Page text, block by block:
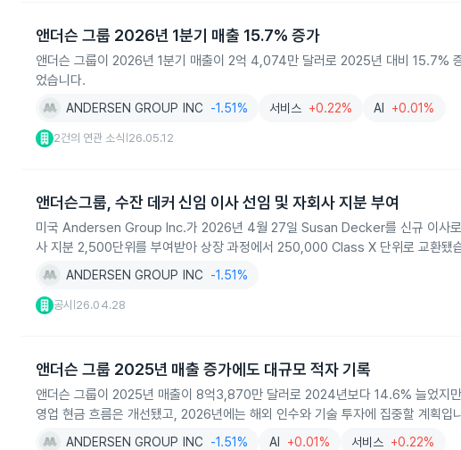
앤더슨 그룹 2026년 1분기 매출 15.7% 증가
앤더슨 그룹이 2026년 1분기 매출이 2억 4,074만 달러로 2025년 대비 15.7%
었습니다.
ANDERSEN GROUP INC -1.51% 서비스 +0.22% AI +0.01%
2건의 연관 소식 26.05.12
앤더슨그룹, 수잔 데커 신임 이사 선임 및 자회사 지분 부여
미국 Andersen Group Inc.가 2026년 4월 27일 Susan Decker를 신규 이사로
사 지분 2,500단위를 부여받아 상장 과정에서 250,000 Class X 단위로 교환됐
ANDERSEN GROUP INC -1.51%
공시 26.04.28
앤더슨 그룹 2025년 매출 증가에도 대규모 적자 기록
앤더슨 그룹이 2025년 매출이 8억3,870만 달러로 2024년보다 14.6% 늘었지
영업 현금 흐름은 개선됐고, 2026년에는 해외 인수와 기술 투자에 집중할 계획입
ANDERSEN GROUP INC -1.51% AI +0.01% 서비스 +0.22%